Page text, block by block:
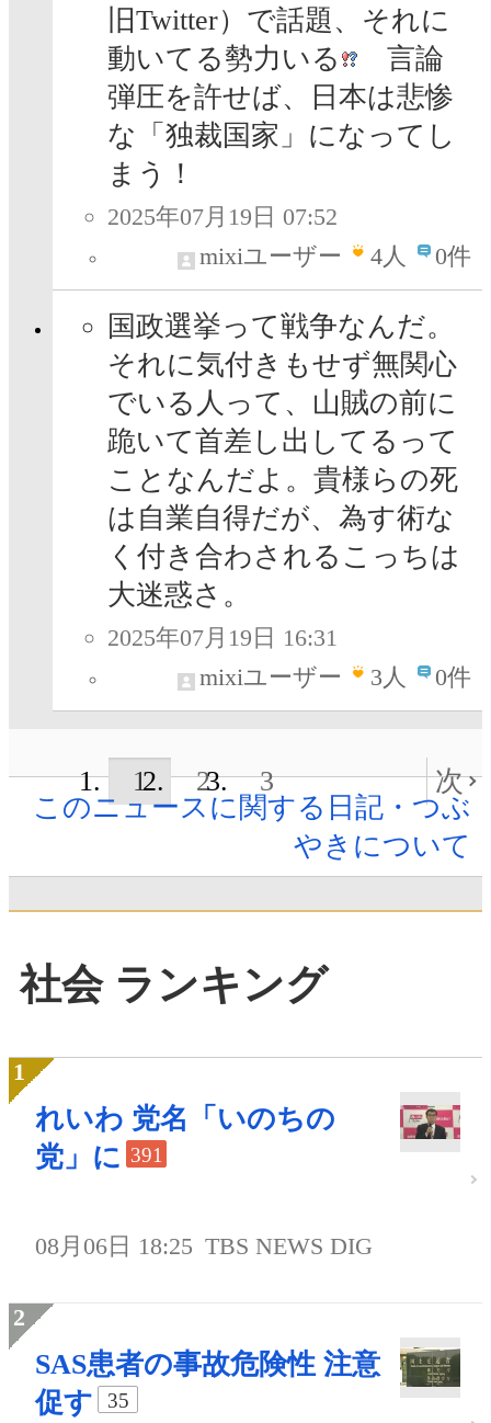
旧Twitter）で話題、それに
動いてる勢力いる
言論
弾圧を許せば、日本は悲惨
な「独裁国家」になってし
まう！
2025年07月19日 07:52
mixiユーザー
4人 0件
国政選挙って戦争なんだ。
それに気付きもせず無関心
でいる人って、山賊の前に
跪いて首差し出してるって
ことなんだよ。貴様らの死
は自業自得だが、為す術な
く付き合わされるこっちは
大迷惑さ。
2025年07月19日 16:31
mixiユーザー
3人 0件
1 2 3
次
このニュースに関する日記・つぶ
やきについて
社会 ランキング
れいわ 党名「いのちの
党」に 391
08月06日 18:25 TBS NEWS DIG
SAS患者の事故危険性 注意
促す
35